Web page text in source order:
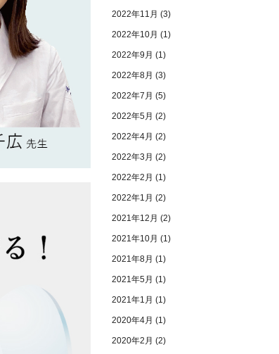
2022年11月 (3)
2022年10月 (1)
2022年9月 (1)
2022年8月 (3)
2022年7月 (5)
2022年5月 (2)
2022年4月 (2)
2022年3月 (2)
2022年2月 (1)
2022年1月 (2)
2021年12月 (2)
2021年10月 (1)
2021年8月 (1)
2021年5月 (1)
2021年1月 (1)
2020年4月 (1)
2020年2月 (2)